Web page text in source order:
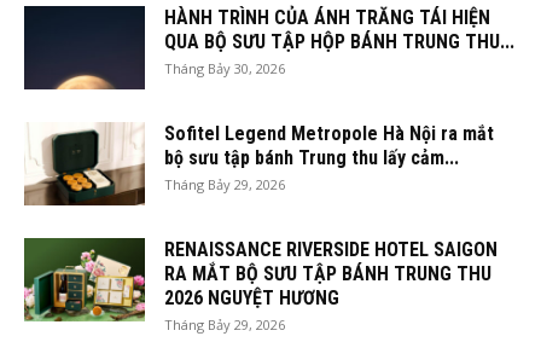
HÀNH TRÌNH CỦA ÁNH TRĂNG TÁI HIỆN
QUA BỘ SƯU TẬP HỘP BÁNH TRUNG THU...
Tháng Bảy 30, 2026
Sofitel Legend Metropole Hà Nội ra mắt
bộ sưu tập bánh Trung thu lấy cảm...
Tháng Bảy 29, 2026
RENAISSANCE RIVERSIDE HOTEL SAIGON
RA MẮT BỘ SƯU TẬP BÁNH TRUNG THU
2026 NGUYỆT HƯƠNG
Tháng Bảy 29, 2026